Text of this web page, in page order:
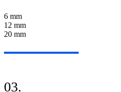
6 mm
12 mm
20 mm
03.